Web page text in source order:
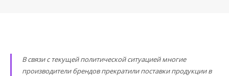
В связи с текущей политической ситуацией многие
производители брендов прекратили поставки продукции в